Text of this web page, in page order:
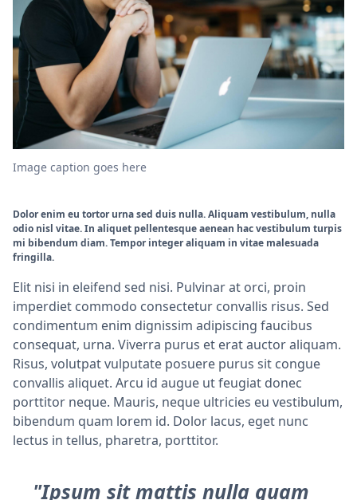
Image caption goes here
Dolor enim eu tortor urna sed duis nulla. Aliquam vestibulum, nulla
odio nisl vitae. In aliquet pellentesque aenean hac vestibulum turpis
mi bibendum diam. Tempor integer aliquam in vitae malesuada
fringilla.
Elit nisi in eleifend sed nisi. Pulvinar at orci, proin
imperdiet commodo consectetur convallis risus. Sed
condimentum enim dignissim adipiscing faucibus
consequat, urna. Viverra purus et erat auctor aliquam.
Risus, volutpat vulputate posuere purus sit congue
convallis aliquet. Arcu id augue ut feugiat donec
porttitor neque. Mauris, neque ultricies eu vestibulum,
bibendum quam lorem id. Dolor lacus, eget nunc
lectus in tellus, pharetra, porttitor.
"Ipsum sit mattis nulla quam